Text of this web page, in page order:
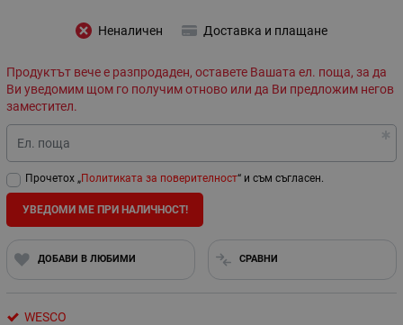
Неналичен Доставка и плащане
Продуктът вече е разпродаден, оставете Вашата ел. поща, за да
Ви уведомим щом го получим отново или да Ви предложим негов
заместител.
Ел. поща
Прочетох „Политиката за поверителност“ и съм съгласен.
УВЕДОМИ МЕ ПРИ НАЛИЧНОСТ!
ДОБАВИ В ЛЮБИМИ СРАВНИ
WESCO